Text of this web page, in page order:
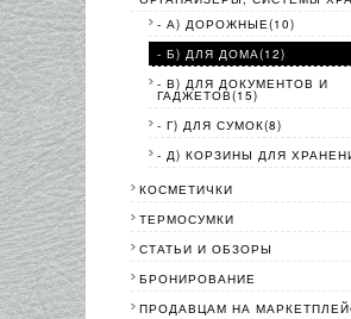
- А) ДОРОЖНЫЕ(10)
- Б) ДЛЯ ДОМА(12)
- В) ДЛЯ ДОКУМЕНТОВ И
ГАДЖЕТОВ(15)
- Г) ДЛЯ СУМОК(8)
- Д) КОРЗИНЫ ДЛЯ
КОСМЕТИЧКИ
ТЕРМОСУМКИ
СТАТЬИ И ОБЗОРЫ
БРОНИРОВАНИЕ
ПРОДАВЦАМ НА